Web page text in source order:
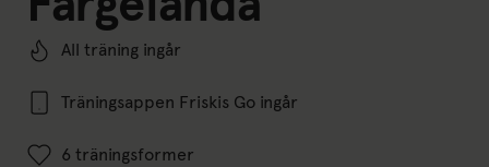
All träning ingår
Träningsappen Friskis Go ingår
6 träningsformer